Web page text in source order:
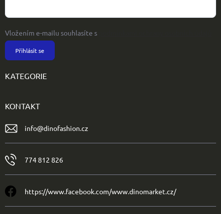
Vložením e-mailu souhlasíte s
Přihlásit se
KATEGORIE
KONTAKT
info@dinofashion.cz
774 812 826
https://www.facebook.com/www.dinomarket.cz/